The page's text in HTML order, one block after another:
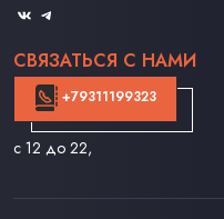
СВЯЗАТЬСЯ С НАМИ
+79311199323
с 12 до 22,